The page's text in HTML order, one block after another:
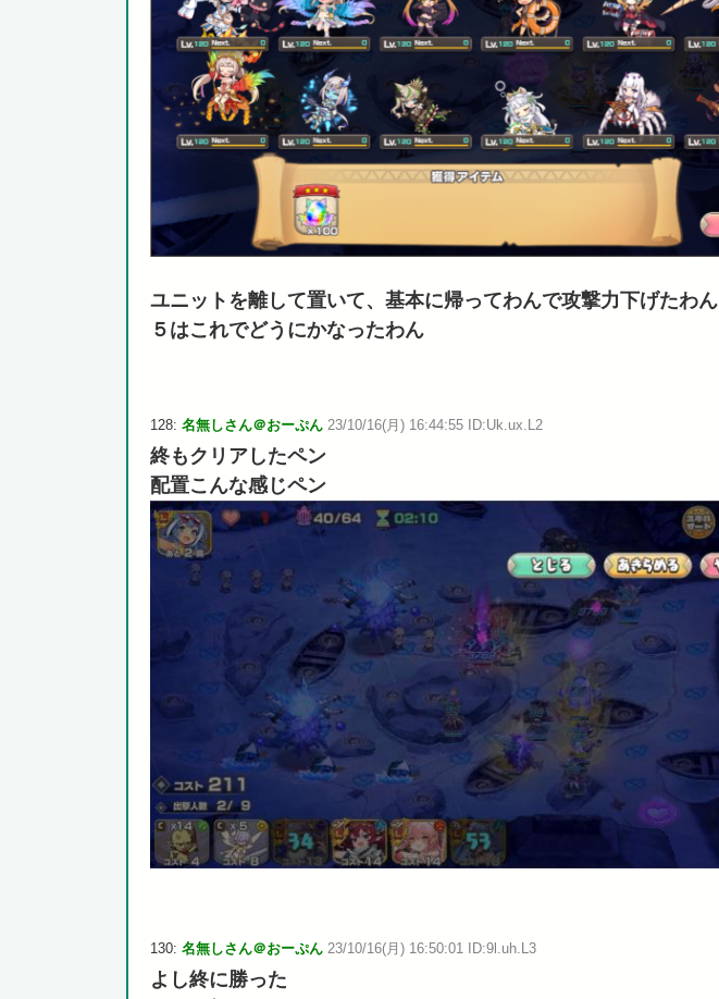
ユニットを離して置いて、基本に帰ってわんで攻撃力下げたわん
５はこれでどうにかなったわん
128: 名無しさん＠おーぷん 23/10/16(月) 16:44:55 ID:Uk.ux.L2
終もクリアしたペン
配置こんな感じペン
130: 名無しさん＠おーぷん 23/10/16(月) 16:50:01 ID:9l.uh.L3
よし終に勝った